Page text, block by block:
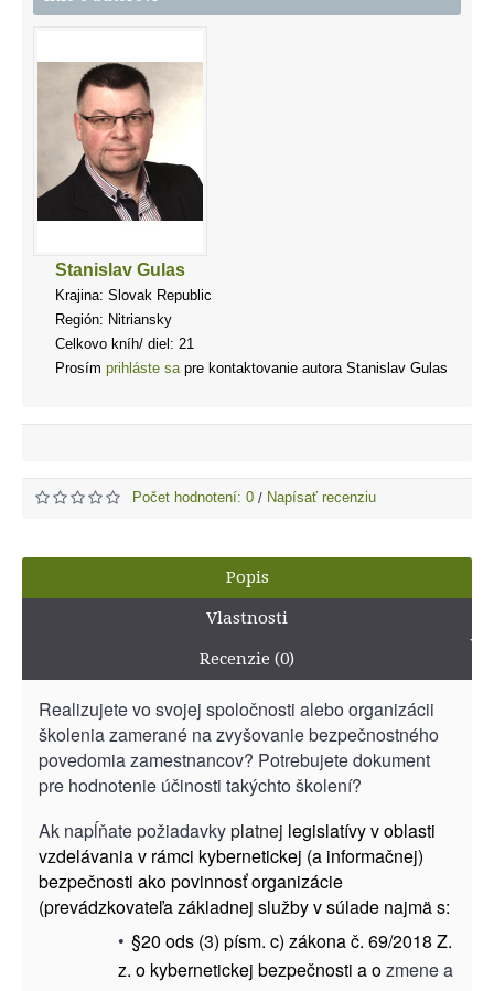
Stanislav Gulas
Krajina: Slovak Republic
Región: Nitriansky
Celkovo kníh/ diel: 21
Prosím prihláste sapre kontaktovanie autora Stanislav Gulas
Počet hodnotení: 0 / Napísať recenziu
Popis
Vlastnosti
Recenzie (0)
Realizujete vo svojej spoločnosti alebo organizácii
školenia zamerané na zvyšovanie bezpečnostného
povedomia zamestnancov? Potrebujete dokument
pre hodnotenie účinosti takýchto školení?
Ak napĺňate požiadavkyplatnej legislatívy v oblasti
vzdelávania v rámci kybernetickej (a informačnej)
bezpečnosti ako povinnosť organizácie
(prevádzkovateľa základnej služby v súlade najmä s:
• §20 ods (3) písm. c) zákona č. 69/2018 Z.
z. o kybernetickej bezpečnosti a ozmene a